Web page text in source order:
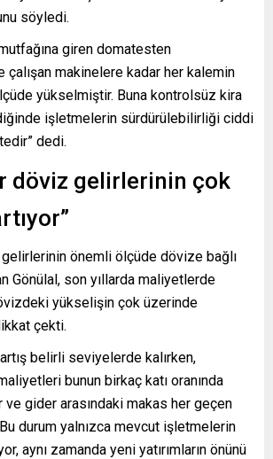
söyledi.
giren domatesten
çalışan makinelere kadar her kalemin
yükselmiştir. Buna kontrolsüz kira
işletmelerin sürdürülebilirliği ciddi
dedi.
döviz gelirlerinin çok
gelirlerinin önemli ölçüde dövize bağlı
Gönülal, son yıllarda maliyetlerde
yükselişin çok üzerinde
çekti.
belirli seviyelerde kalırken,
bunun birkaç katı oranında
gider arasındaki makas her geçen
Bu durum yalnızca mevcut işletmelerin
aynı zamanda yeni yatırımların önünü